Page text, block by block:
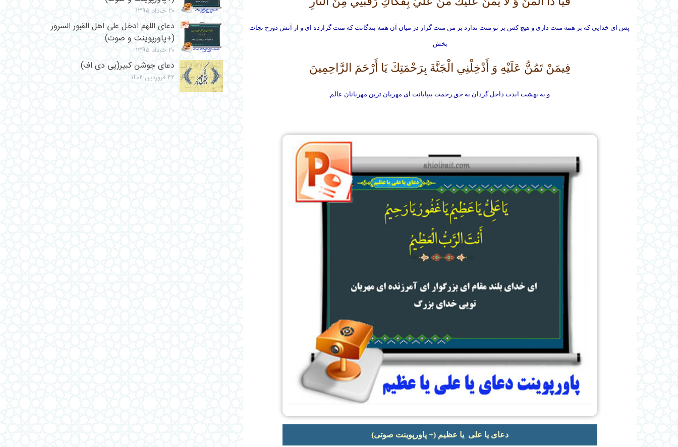
پس اى خدايى كه بر همه منت دارى و هيچ كس بر تو منت ندارد بر من منت گزار در ميان آن همه بندگانت كه منت گزارده ‏اى و از آتش دوزخ نجات
بخش
فِيمَنْ تَمُنُّ عَلَيْهِ وَ أَدْخِلْنِي الْجَنَّةَ بِرَحْمَتِكَ يَا أَرْحَمَ الرَّاحِمِينَ‏
و به بهشت ابدت داخل گردان به حق رحمت بى‏پايانت اى مهربان ترين مهربانان عالم.
دعای یا علی یا عظیم (+ پاورپوینت صوتی)
۲۰ خرداد ۱۳۹۵
دعای اللهم ادخل علی اهل القبور السرور
(+پاورپوینت و صوت)
۲۰ خرداد ۱۳۹۵
دعای جوشن کبیر(پی دی اف)
۲۲ فروردین ۱۴۰۲